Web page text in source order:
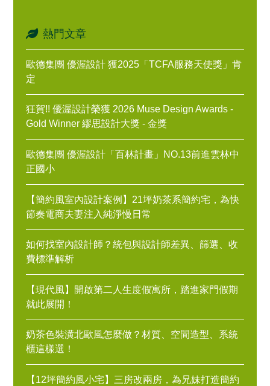
熱門文章
歐德集團 優渥設計 獲2025「TCFA服務天使獎」肯
定
狂賀!! 優渥設計榮獲 2026 Muse Design Awards -
Gold Winner 繆思設計大獎 - 金獎
歐德集團 優渥設計「百林計畫」NO.13前進雲林中
正國小
【簡約風室內設計案例】21坪奶茶系簡約宅，為快
節奏電商夫妻注入純淨慢日常
如何找室內設計師？統包與設計師差異、篩選、收
費標準解析
【現代風】開啟第二人生度假寓所，踏進家門假期
就此展開！
奶茶色裝潢北歐風怎麼做？材質、空間造型、系統
櫃這樣選！
【12坪簡約風小宅】三房改兩房，為兄妹打造簡約